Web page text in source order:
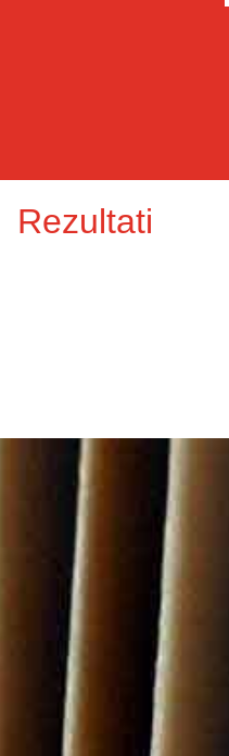
Rezultati